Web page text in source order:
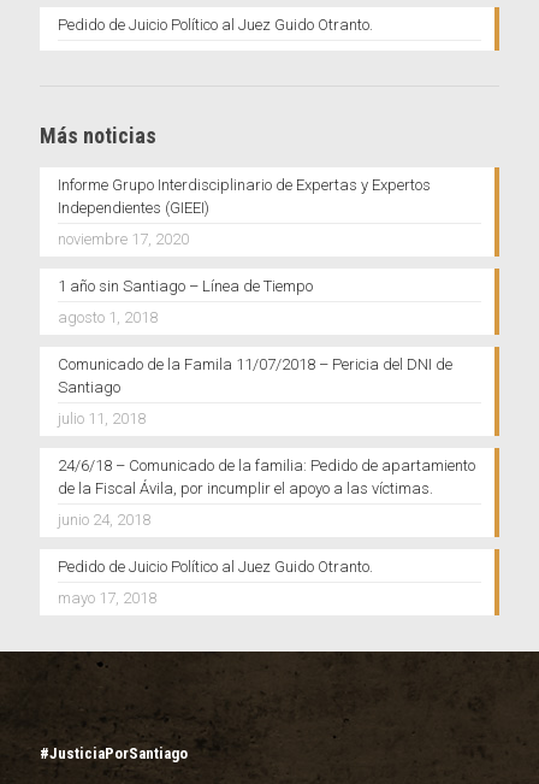
Pedido de Juicio Político al Juez Guido Otranto.
Más noticias
Informe Grupo Interdisciplinario de Expertas y Expertos
Independientes (GIEEI)
noviembre 17, 2020
1 año sin Santiago – Línea de Tiempo
agosto 1, 2018
Comunicado de la Famila 11/07/2018 – Pericia del DNI de
Santiago
julio 11, 2018
24/6/18 – Comunicado de la familia: Pedido de apartamiento
de la Fiscal Ávila, por incumplir el apoyo a las víctimas.
junio 24, 2018
Pedido de Juicio Político al Juez Guido Otranto.
mayo 17, 2018
#JusticiaPorSantiago